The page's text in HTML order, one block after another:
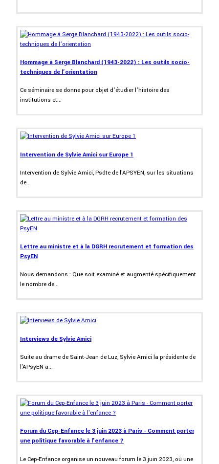
Hommage à Serge Blanchard (1943-2022) : Les outils socio-
techniques de l’orientation
Ce séminaire se donne pour objet d’étudier l’histoire des
institutions et...
Intervention de Sylvie Amici sur Europe 1
Intervention de Sylvie Amici, Psdte de l'APSYEN, sur les situations
de...
Lettre au ministre et à la DGRH recrutement et formation des
PsyEN
Nous demandons : Que soit examiné et augmenté spécifiquement
le nombre de...
Interviews de Sylvie Amici
Suite au drame de Saint-Jean de Luz, Sylvie Amici la présidente de
l'APsyEN a...
Forum du Cep-Enfance le 3 juin 2023 à Paris - Comment porter
une politique favorable à l'enfance ?
Le Cep-Enfance organise un nouveau forum le 3 juin 2023, où une